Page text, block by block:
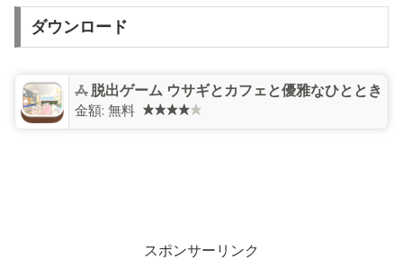
ダウンロード
脱出ゲーム ウサギとカフェと優雅なひととき
金額: 無料
スポンサーリンク